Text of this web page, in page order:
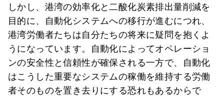
しかし、港湾の効率化と二酸化炭素排出量削減を
目的に、自動化システムへの移行が進むにつれ、
港湾労働者たちは自分たちの将来に疑問を抱くよ
うになっています。自動化によってオペレーショ
ンの安全性と信頼性が確保される一方で、自動化
はこうした重要なシステムの稼働を維持する労働
者そのものを置き去りにする恐れもあるからで